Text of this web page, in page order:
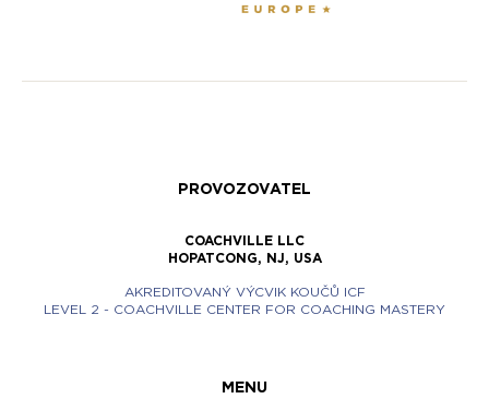
PROVOZOVATEL
COACHVILLE LLC
HOPATCONG, NJ, USA
AKREDITOVANÝ VÝCVIK KOUČŮ ICF
LEVEL 2 - COACHVILLE CENTER FOR COACHING MASTERY
MENU